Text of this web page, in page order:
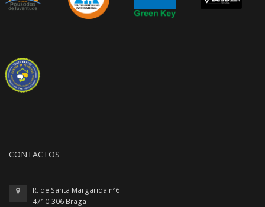
CONTACTOS
R. de Santa Margarida nº6
4710-306 Braga